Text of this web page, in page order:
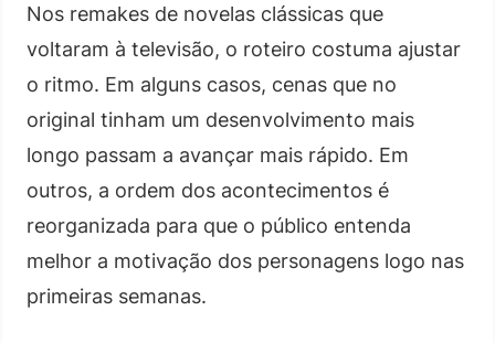
Nos remakes de novelas clássicas que
voltaram à televisão, o roteiro costuma ajustar
o ritmo. Em alguns casos, cenas que no
original tinham um desenvolvimento mais
longo passam a avançar mais rápido. Em
outros, a ordem dos acontecimentos é
reorganizada para que o público entenda
melhor a motivação dos personagens logo nas
primeiras semanas.